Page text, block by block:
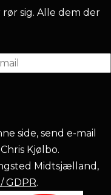
sig. Alle dem der
side, send e-mail
Kjølbo.
Midtsjælland,
GDPR.